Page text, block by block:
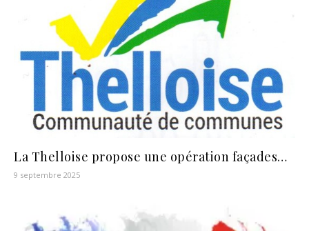
La Thelloise propose une opération façades…
9 septembre 2025